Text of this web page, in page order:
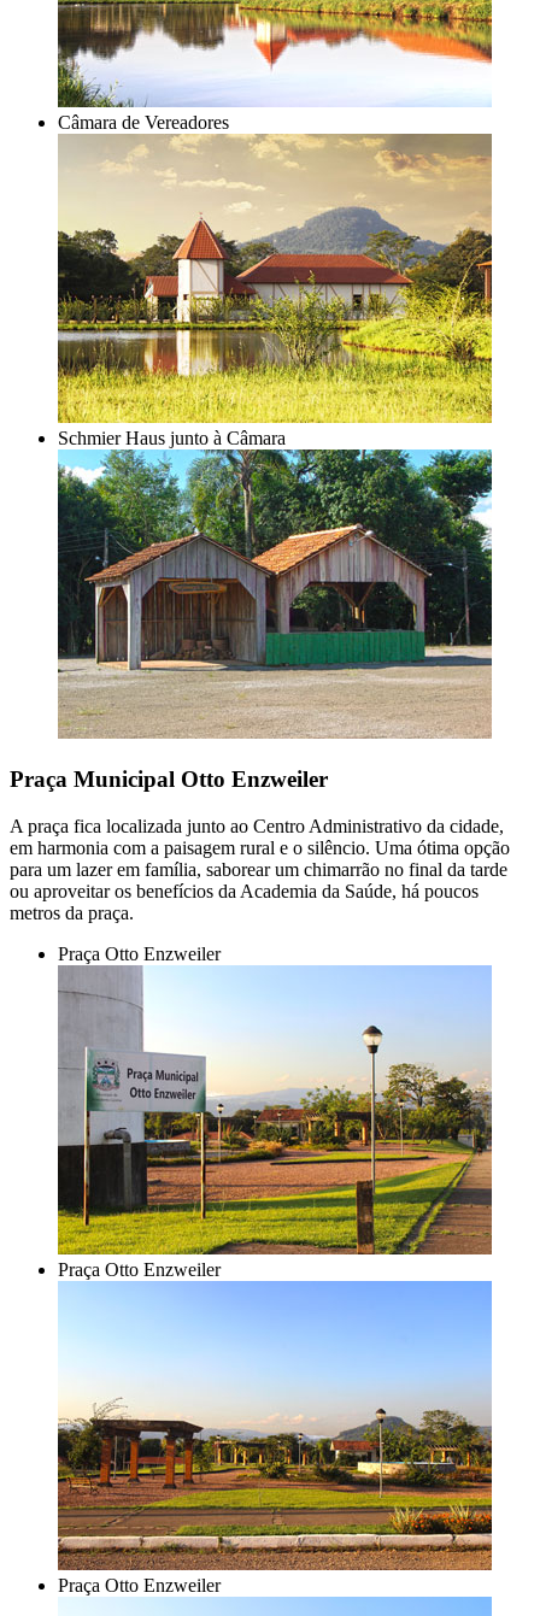
Câmara de Vereadores
Schmier Haus junto à Câmara
Praça Municipal Otto Enzweiler
A praça fica localizada junto ao Centro Administrativo da cidade,
em harmonia com a paisagem rural e o silêncio. Uma ótima opção
para um lazer em família, saborear um chimarrão no final da tarde
ou aproveitar os benefícios da Academia da Saúde, há poucos
metros da praça.
Praça Otto Enzweiler
Praça Otto Enzweiler
Praça Otto Enzweiler